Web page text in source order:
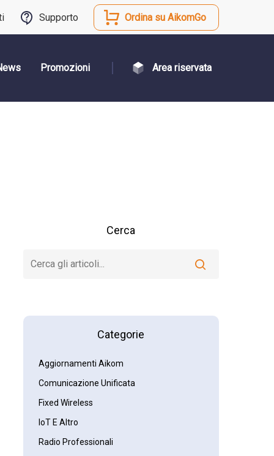
Supporto Ordina su AikomGo
Promozioni Area riservata
Cerca
Categorie
Aggiornamenti Aikom
Comunicazione Unificata
Fixed Wireless
IoT E Altro
Radio Professionali